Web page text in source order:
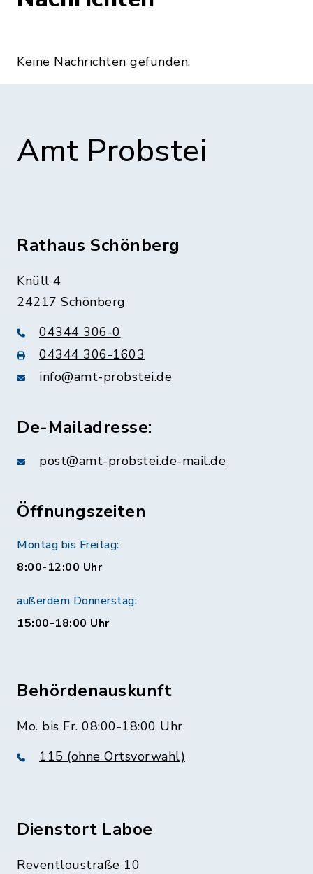
Keine Nachrichten gefunden.
Amt Probstei
Rathaus Schönberg
Knüll 4
24217 Schönberg
04344 306-0
04344 306-1603
info@amt-probstei.de
De-Mailadresse:
post@amt-probstei.de-mail.de
Öffnungszeiten
Montag bis Freitag:
8:00-12:00 Uhr
außerdem Donnerstag:
15:00-18:00 Uhr
Behördenauskunft
Mo. bis Fr. 08:00-18:00 Uhr
115 (ohne Ortsvorwahl)
Dienstort Laboe
Reventloustraße 10